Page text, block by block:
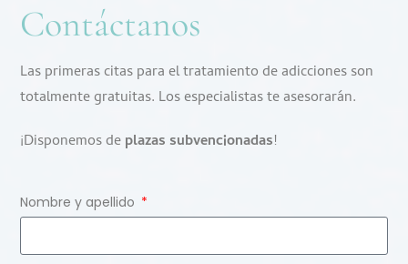
Contáctanos
Las primeras citas para el tratamiento de adicciones son
totalmente gratuitas. Los especialistas te asesorarán.
¡Disponemos deplazas subvencionadas!
Nombre y apellido